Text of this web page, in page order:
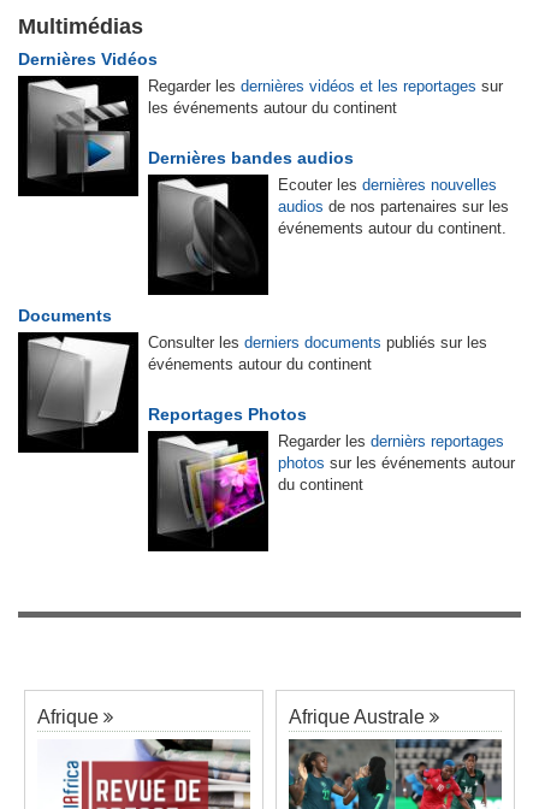
Multimédias
Dernières Vidéos
Regarder les dernières vidéos et les reportages sur
les événements autour du continent
Dernières bandes audios
Ecouter les dernières nouvelles
audios de nos partenaires sur les
événements autour du continent.
Documents
Consulter les derniers documents publiés sur les
événements autour du continent
Reportages Photos
Regarder les dernièrs reportages
photos sur les événements autour
du continent
Afrique Afrique Australe